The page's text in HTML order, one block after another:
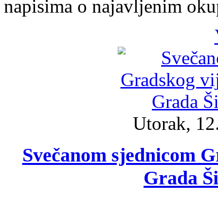
napisima o najavljenim
Utorak,
Svečanom sjednicom
Grada